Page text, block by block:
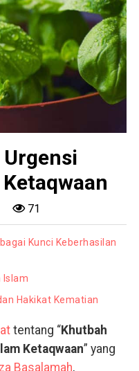
71
Kunci Keberhasilan
Islam
Hakikat Kematian
tentang “Khutbah
Ketaqwaan” yang
Basalamah,